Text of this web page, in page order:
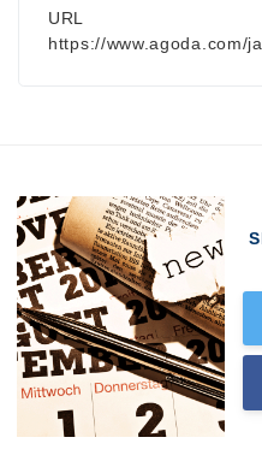
URL
https://www.agoda.com/